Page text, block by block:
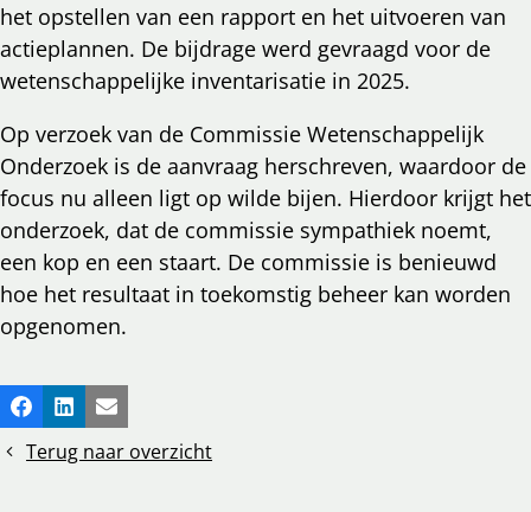
het opstellen van een rapport en het uitvoeren van
actieplannen. De bijdrage werd gevraagd voor de
wetenschappelijke inventarisatie in 2025.
Op verzoek van de Commissie Wetenschappelijk
Onderzoek is de aanvraag herschreven, waardoor de
focus nu alleen ligt op wilde bijen. Hierdoor krijgt het
onderzoek, dat de commissie sympathiek noemt,
een kop en een staart. De commissie is benieuwd
hoe het resultaat in toekomstig beheer kan worden
opgenomen.
Deel
dit
bericht
Facebook
LinkedInE-mail
Terug naar overzicht